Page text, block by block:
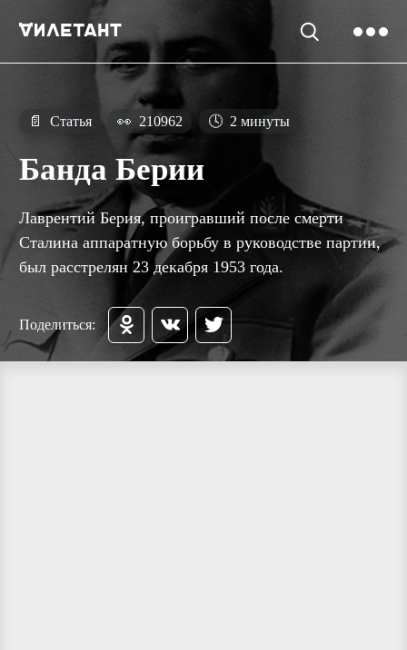
📄 Статья 👀 210962 🕓 2 минуты
Банда Берии
Лаврентий Берия, проигравший после смерти
Сталина аппаратную борьбу в руководстве партии,
был расстрелян 23 декабря 1953 года.
Поделиться: